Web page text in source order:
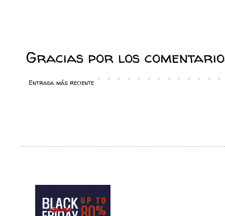
Gracias por los
Entrada más reciente